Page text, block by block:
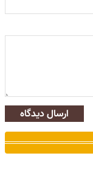
ارسال دیدگاه